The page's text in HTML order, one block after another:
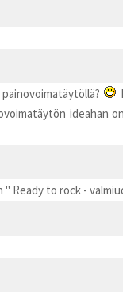
ideahan
" Ready to rock -